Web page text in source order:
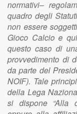
normativi–
quadro degli
non essere
Gioco Calcio e
questo caso di
provvedimento di
da parte del
NOIF). Tale
della Lega
si dispone “Alla